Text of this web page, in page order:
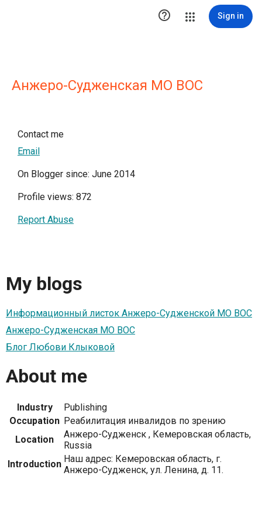
 Sign in
Анжеро-Судженская МО ВОС
Contact me
Email
On Blogger since: June 2014
Profile views: 872
Report Abuse
My blogs
Информационный листок Анжеро-Судженской МО ВОС
Анжеро-Судженская МО ВОС
Блог Любови Клыковой
About me
Industry
Publishing
Occupation Реабилитация инвалидов по зрению
Location
Анжеро-Судженск , Кемеровская область,
Russia
Introduction Наш адрес: Кемеровская область, г.
Анжеро-Судженск, ул. Ленина, д. 11.